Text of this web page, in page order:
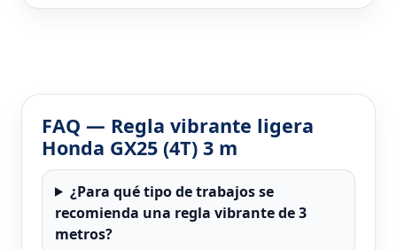
FAQ — Regla vibrante ligera
Honda GX25 (4T) 3 m
¿Para qué tipo de trabajos se
recomienda una regla vibrante de 3
metros?